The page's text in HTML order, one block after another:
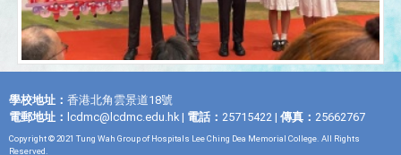
學校地址： 香港北角雲景道18號
電郵地址： lcdmc@lcdmc.edu.hk | 電話： 25715422 | 傳真： 25662767
Copyright © 2021 Tung Wah Group of Hospitals Lee Ching Dea Memorial College. All Rights
Reserved.